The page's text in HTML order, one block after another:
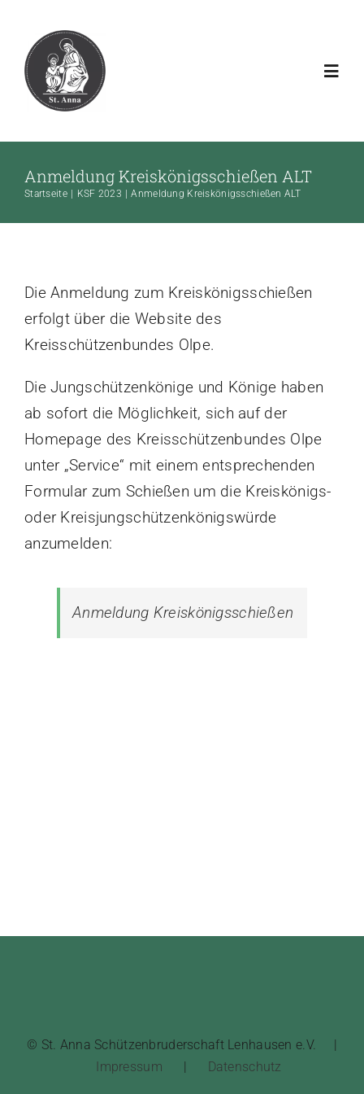
Inhalt
springen
Aktuell
Verein
Download
Rechtliches
Anmeldung Kreiskönigsschießen ALT
Startseite KSF 2023 Anmeldung Kreiskönigsschießen ALT
Die Anmeldung zum Kreiskönigsschießen
erfolgt über die Website des
Kreisschützenbundes Olpe.
Die Jungschützenkönige und Könige haben
ab sofort die Möglichkeit, sich auf der
Homepage des Kreisschützenbundes Olpe
unter „Service“ mit einem entsprechenden
Formular zum Schießen um die Kreiskönigs-
oder Kreisjungschützenkönigswürde
anzumelden:
Anmeldung Kreiskönigsschießen
© St. Anna Schützenbruderschaft Lenhausen e.V. |
Impressum | Datenschutz